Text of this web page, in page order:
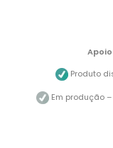
Produto
Em produção